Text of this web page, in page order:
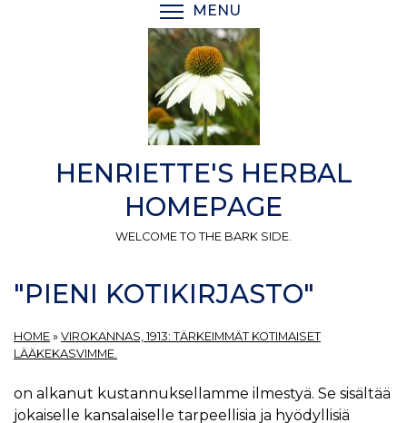
MENU
HENRIETTE'S HERBAL
HOMEPAGE
WELCOME TO THE BARK SIDE.
"PIENI KOTIKIRJASTO"
HOME » VIROKANNAS, 1913: TÄRKEIMMÄT KOTIMAISET
LÄÄKEKASVIMME.
on alkanut kustannuksellamme ilmestyä. Se sisältää
jokaiselle kansalaiselle tarpeellisia ja hyödyllisiä